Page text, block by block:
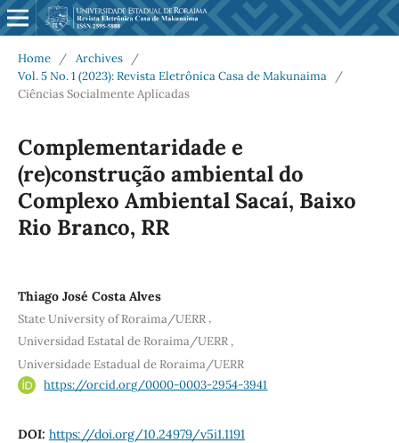
Home / Archives
/
Vol. 5 No. 1 (2023): Revista Eletrônica Casa de Makunaima
/
Ciências Socialmente Aplicadas
Complementaridade e
(re)construção ambiental do
Complexo Ambiental Sacaí, Baixo
Rio Branco, RR
Thiago José Costa Alves
State University of Roraima/UERR,
Universidad Estatal de Roraima/UERR,
Universidade Estadual de Roraima/UERR
https://orcid.org/0000-0003-2954-3941
DOI: https://doi.org/10.24979/v5i1.1191